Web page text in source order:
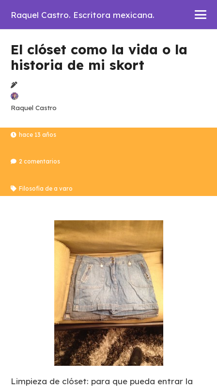
Raquel Castro. Escritora mexicana.
El clóset como la vida o la
historia de mi skort
Raquel Castro
hace 13 años
2comentarios
Filosofía de a varo
Limpieza de clóset: para que pueda entrar la